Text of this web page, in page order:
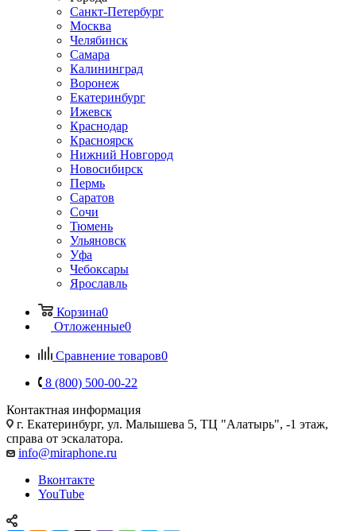
Санкт-Петербург
Москва
Челябинск
Самара
Калининград
Воронеж
Екатеринбург
Ижевск
Краснодар
Красноярск
Нижний Новгород
Новосибирск
Пермь
Саратов
Сочи
Тюмень
Ульяновск
Уфа
Чебоксары
Ярославль
Корзина0
Отложенные0
Сравнение товаров0
8 (800) 500-00-22
Контактная информация
г. Екатеринбург, ул. Малышева 5, ТЦ "Алатырь", -1 этаж,
справа от эскалатора.
info@miraphone.ru
Вконтакте
YouTube